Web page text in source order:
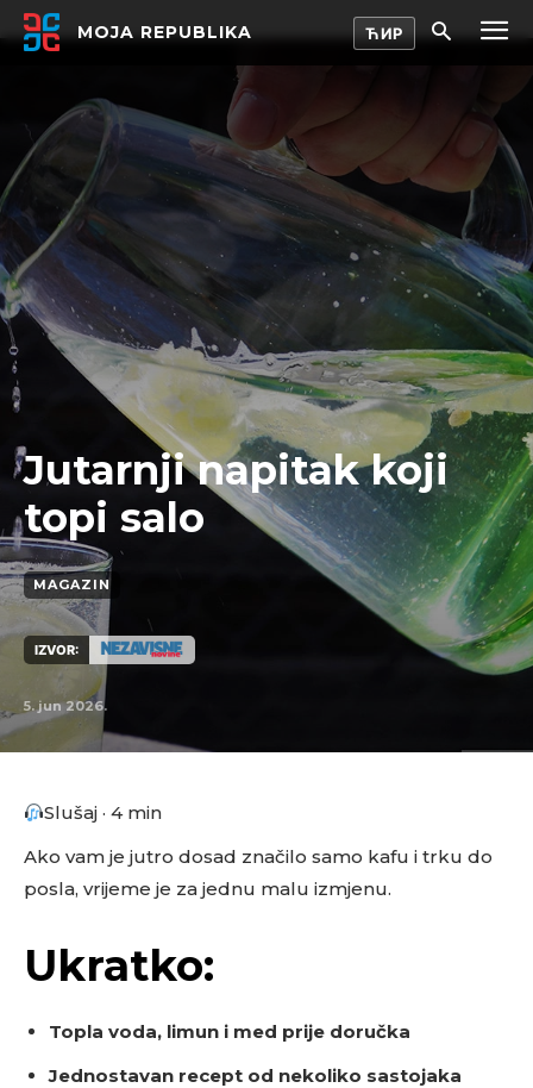
MOJA REPUBLIKA
Jutarnji napitak koji
topi salo
MAGAZIN
IZVOR:
5. jun 2026.
Slušaj · 4 min
Ako vam je jutro dosad značilo samo kafu i trku do
posla, vrijeme je za jednu malu izmjenu.
Ukratko:
Topla voda, limun i med prije doručka
Jednostavan recept od nekoliko sastojaka